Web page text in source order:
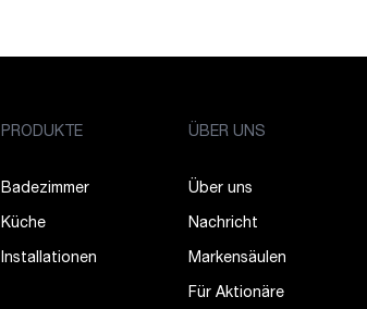
PRODUKTE
Badezimmer
Küche
Installationen
ÜBER UNS
Über uns
Nachricht
Markensäulen
Für Aktionäre